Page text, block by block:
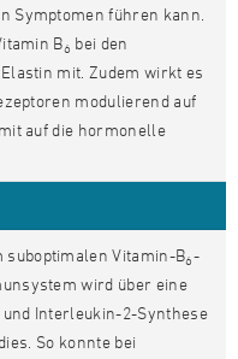
Symptomen führen kann.
B6 bei den
mit. Zudem wirkt es
modulierend auf
auf die hormonelle
Vitamin-B6-
wird über eine
Interleukin-2-Synthese
So konnte bei